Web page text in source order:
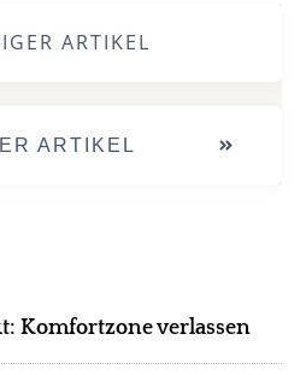
ARTIKEL
ARTIKEL
Komfortzone verlassen